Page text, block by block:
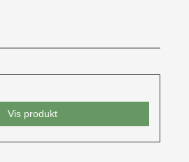
Vis produkt